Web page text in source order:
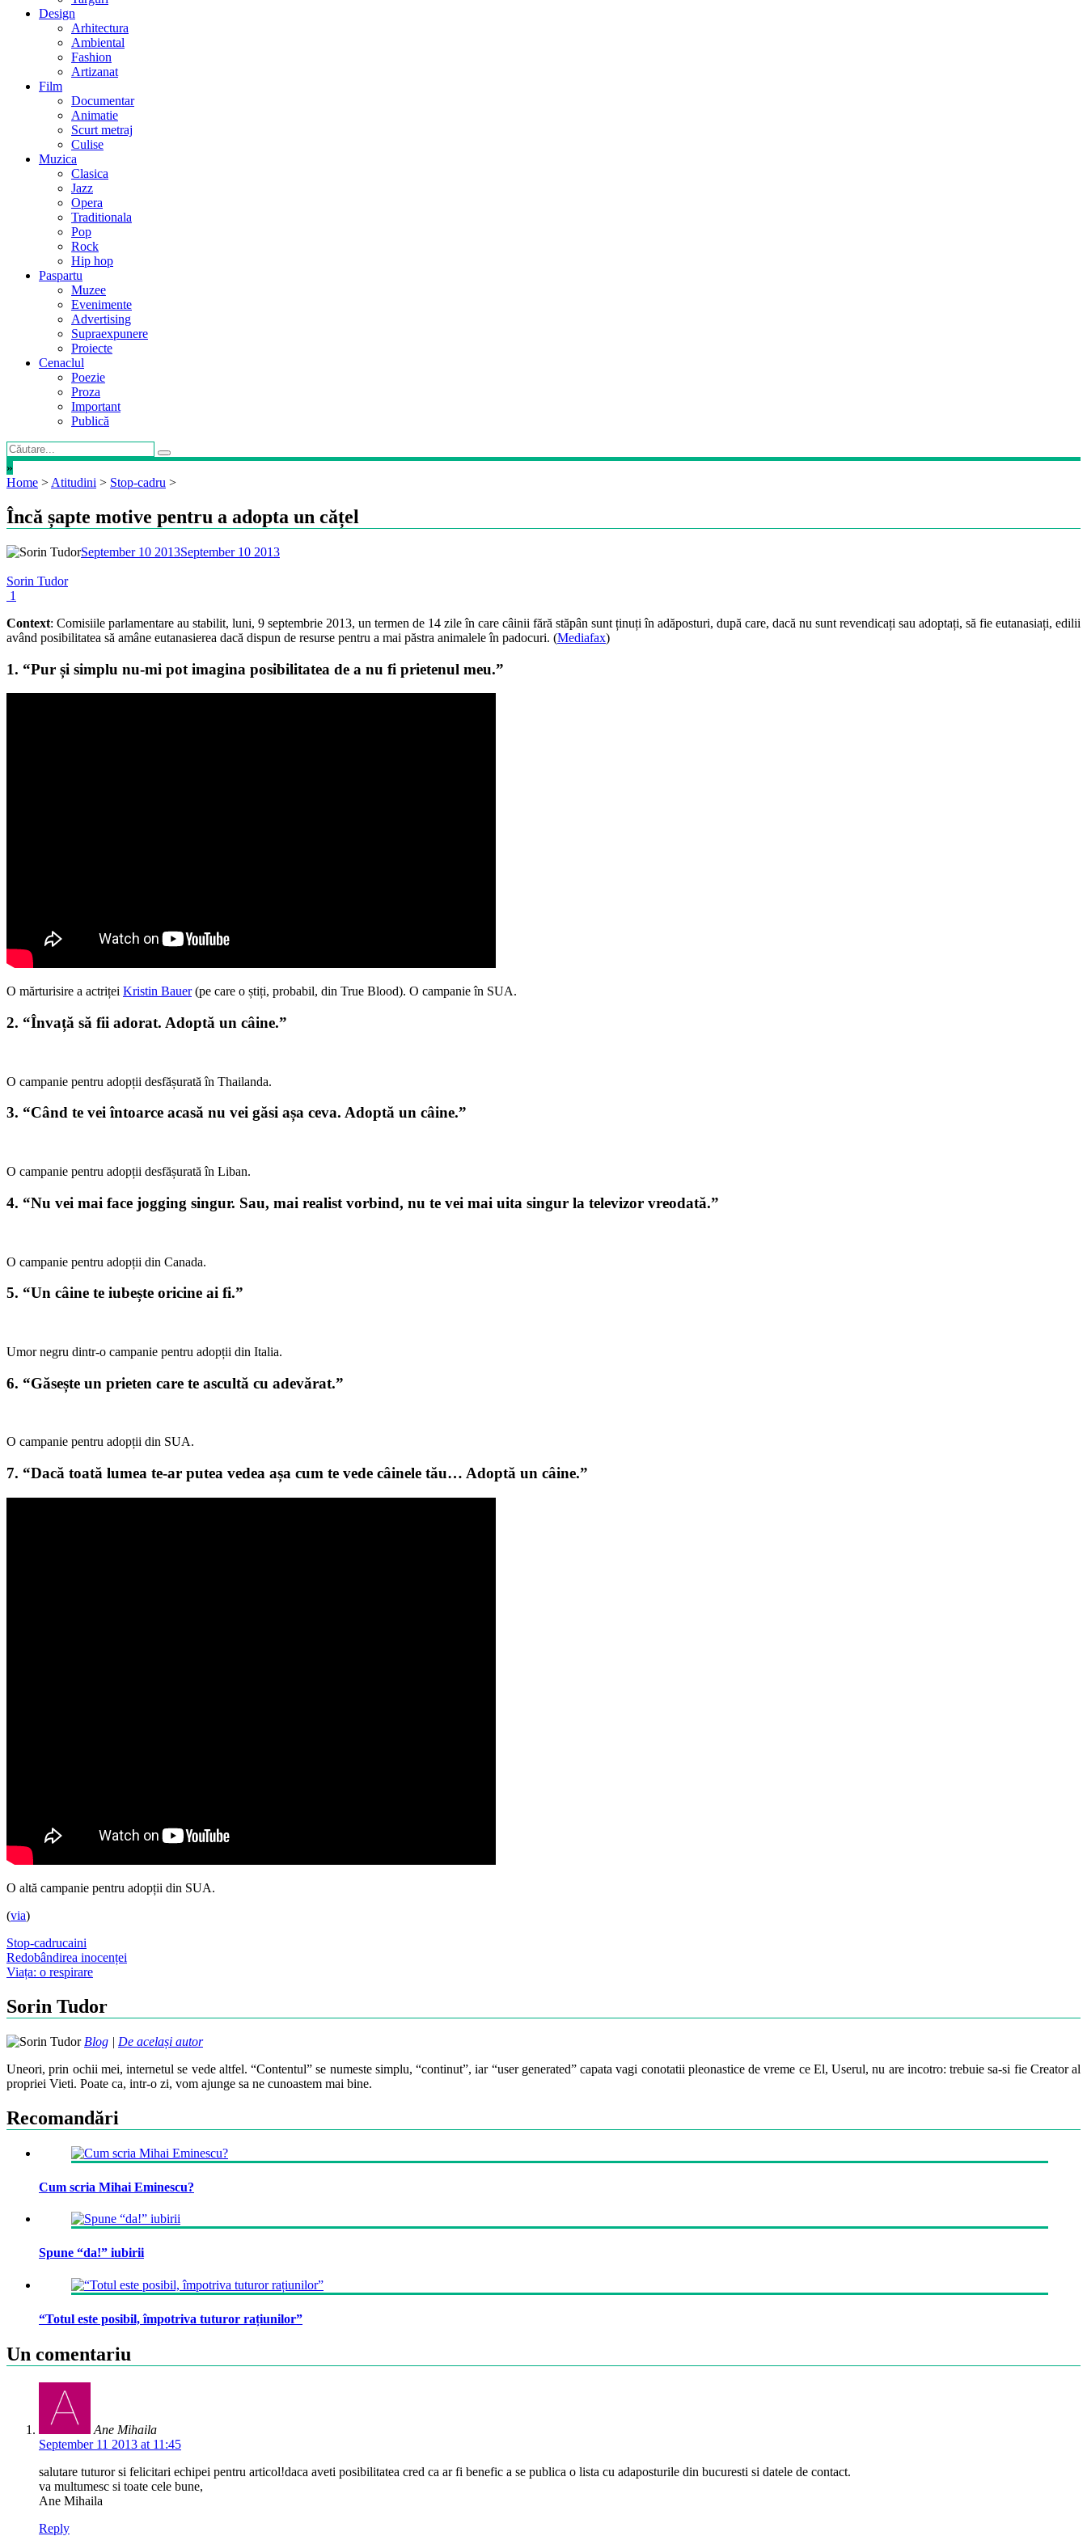
Design
Arhitectura
Ambiental
Fashion
Artizanat
Film
Documentar
Animatie
Scurt metraj
Culise
Muzica
Clasica
Jazz
Opera
Traditionala
Pop
Rock
Hip hop
Paspartu
Muzee
Evenimente
Advertising
Supraexpunere
Proiecte
Cenaclul
Poezie
Proza
Important
Publică
»
Home > Atitudini > Stop-cadru >
Încă șapte motive pentru a adopta un cățel
September 10 2013September 10 2013
Sorin Tudor
1
Context: Comisiile parlamentare au stabilit, luni, 9 septembrie 2013, un termen de 14 zile în care câinii fără stăpân sunt ținuți în adăposturi, după care, dacă nu sunt revendicați sau adoptați, să fie eutanasiați, edilii
având posibilitatea să amâne eutanasierea dacă dispun de resurse pentru a mai păstra animalele în padocuri. (Mediafax)
1. “Pur și simplu nu-mi pot imagina posibilitatea de a nu fi prietenul meu.”
O mărturisire a actriței Kristin Bauer(pe care o știți, probabil, din True Blood). O campanie în SUA.
2. “Învață să fii adorat. Adoptă un câine.”
O campanie pentru adopții desfășurată în Thailanda.
3. “Când te vei întoarce acasă nu vei găsi așa ceva. Adoptă un câine.”
O campanie pentru adopții desfășurată în Liban.
4. “Nu vei mai face jogging singur. Sau, mai realist vorbind, nu te vei mai uita singur la televizor vreodată.”
O campanie pentru adopții din Canada.
5. “Un câine te iubește oricine ai fi.”
Umor negru dintr-o campanie pentru adopții din Italia.
6. “Găsește un prieten care te ascultă cu adevărat.”
O campanie pentru adopții din SUA.
7. “Dacă toată lumea te-ar putea vedea așa cum te vede câinele tău… Adoptă un câine.”
O altă campanie pentru adopții din SUA.
(via)
Stop-cadrucaini
Post
navigation
Redobândirea inocenței
Viața: o respirare
Sorin Tudor
Blog | De același autor
Uneori, prin ochii mei, internetul se vede altfel. “Contentul” se numeste simplu, “continut”, iar “user generated” capata vagi conotatii pleonastice de vreme ce El, Userul, nu are incotro: trebuie sa-si fie Creator al
propriei Vieti. Poate ca, intr-o zi, vom ajunge sa ne cunoastem mai bine.
Recomandări
Cum scria Mihai Eminescu?
Spune “da!” iubirii
“Totul este posibil, împotriva tuturor rațiunilor”
Un comentariu
Ane Mihaila
September 11 2013 at 11:45
salutare tuturor si felicitari echipei pentru articol!daca aveti posibilitatea cred ca ar fi benefic a se publica o lista cu adaposturile din bucuresti si datele de contact.
va multumesc si toate cele bune,
Ane Mihaila
Reply